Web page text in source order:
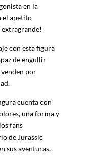
en la
el apetito
extragrande!
con esta figura
de engullir
por
cuenta con
una forma y
fans
de Jurassic
sus aventuras.